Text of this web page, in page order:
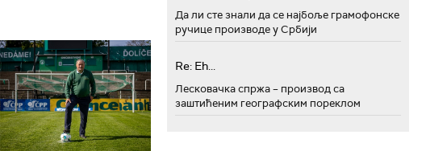
Да ли сте знали да се најбоље грамофонске
ручице производе у Србији
Re: Eh...
Лесковачка спржа – производ са
заштићеним географским пореклом